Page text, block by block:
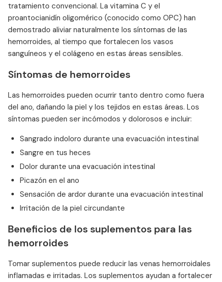
tratamiento convencional. La vitamina C y el
proantocianidín oligomérico (conocido como OPC) han
demostrado aliviar naturalmente los síntomas de las
hemorroides, al tiempo que fortalecen los vasos
sanguíneos y el colágeno en estas áreas sensibles.
Síntomas de hemorroides
Las hemorroides pueden ocurrir tanto dentro como fuera
del ano, dañando la piel y los tejidos en estas áreas. Los
síntomas pueden ser incómodos y dolorosos e incluir:
Sangrado indoloro durante una evacuación intestinal
Sangre en tus heces
Dolor durante una evacuación intestinal
Picazón en el ano
Sensación de ardor durante una evacuación intestinal
Irritación de la piel circundante
Beneficios de los suplementos para las
hemorroides
Tomar suplementos puede reducir las venas hemorroidales
inflamadas e irritadas. Los suplementos ayudan a fortalecer